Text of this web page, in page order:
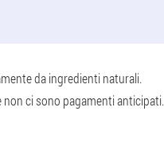
da ingredienti naturali.
ci sono pagamenti anticipati.